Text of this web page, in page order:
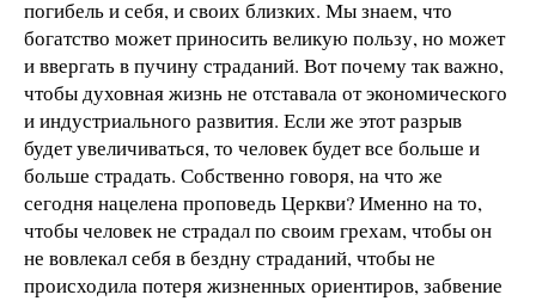
погибель и себя, и своих близких. Мы знаем, что
богатство может приносить великую пользу, но может
и ввергать в пучину страданий. Вот почему так важно,
чтобы духовная жизнь не отставала от экономического
и индустриального развития. Если же этот разрыв
будет увеличиваться, то человек будет все больше и
больше страдать. Собственно говоря, на что же
сегодня нацелена проповедь Церкви? Именно на то,
чтобы человек не страдал по своим грехам, чтобы он
не вовлекал себя в бездну страданий, чтобы не
происходила потеря жизненных ориентиров, забвение